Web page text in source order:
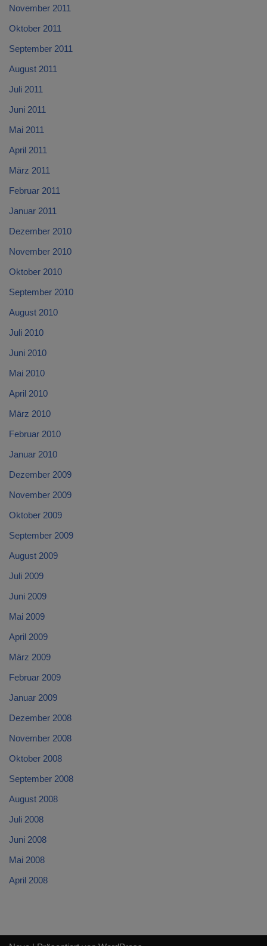
November 2011
Oktober 2011
September 2011
August 2011
Juli 2011
Juni 2011
Mai 2011
April 2011
März 2011
Februar 2011
Januar 2011
Dezember 2010
November 2010
Oktober 2010
September 2010
August 2010
Juli 2010
Juni 2010
Mai 2010
April 2010
März 2010
Februar 2010
Januar 2010
Dezember 2009
November 2009
Oktober 2009
September 2009
August 2009
Juli 2009
Juni 2009
Mai 2009
April 2009
März 2009
Februar 2009
Januar 2009
Dezember 2008
November 2008
Oktober 2008
September 2008
August 2008
Juli 2008
Juni 2008
Mai 2008
April 2008